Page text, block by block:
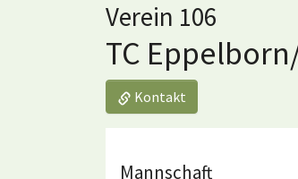
Verein 106
TC
Kontakt
Mannschaft